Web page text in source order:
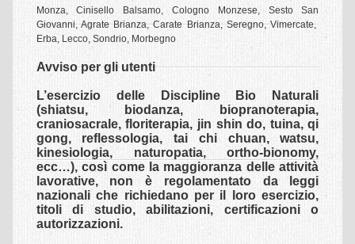
Sede scuola
Insegnanti shiatsu
Allievi Shiatsu
Intensivi Shiatsu
Oasi Shiatsu
Relax Shiatsu
SCUOLA
IRTE
Monza, Cinisello Balsamo, Cologno Monzese, Sesto San
Giovanni, Agrate Brianza, Carate Brianza, Seregno, Vimercate,
Erba, Lecco, Sondrio, Morbegno
Avviso per gli utenti
L’esercizio delle Discipline Bio Naturali
(shiatsu, biodanza, biopranoterapia,
craniosacrale, floriterapia, jin shin do, tuina, qi
gong, reflessologia, tai chi chuan, watsu,
kinesiologia, naturopatia, ortho-bionomy,
ecc…), così come la maggioranza delle attività
lavorative, non è regolamentato da leggi
nazionali che richiedano per il loro esercizio,
titoli di studio, abilitazioni, certificazioni o
autorizzazioni.